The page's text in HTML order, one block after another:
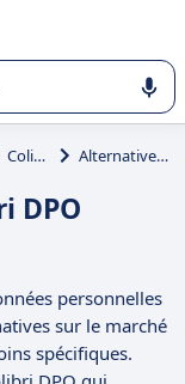
la sélection de
Colibri DPO Alternatives à Colibri DPO
DPO
personnelles
sur le marché
spécifiques.